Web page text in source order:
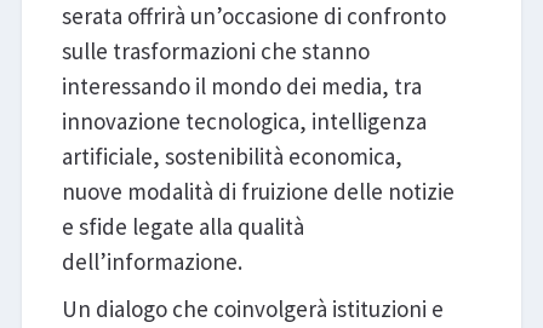
serata offrirà un’occasione di confronto
sulle trasformazioni che stanno
interessando il mondo dei media, tra
innovazione tecnologica, intelligenza
artificiale, sostenibilità economica,
nuove modalità di fruizione delle notizie
e sfide legate alla qualità
dell’informazione.
Un dialogo che coinvolgerà istituzioni e